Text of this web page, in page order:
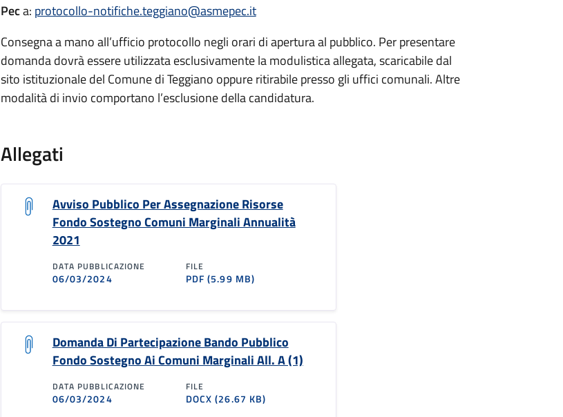
Peca: protocollo-notifiche.teggiano@asmepec.it
Consegna a mano all’ufficio protocollo negli orari di apertura al pubblico. Per presentare
domanda dovrà essere utilizzata esclusivamente la modulistica allegata, scaricabile dal
sito istituzionale del Comune di Teggiano oppure ritirabile presso gli uffici comunali. Altre
modalità di invio comportano l’esclusione della candidatura.
Allegati
Avviso Pubblico Per Assegnazione Risorse
Fondo Sostegno Comuni Marginali Annualità
2021
DATA PUBBLICAZIONE
06/03/2024
FILE
PDF(5.99 MB)
Domanda Di Partecipazione Bando Pubblico
Fondo Sostegno Ai Comuni Marginali All. A (1)
DATA PUBBLICAZIONE
06/03/2024
FILE
DOCX(26.67 KB)